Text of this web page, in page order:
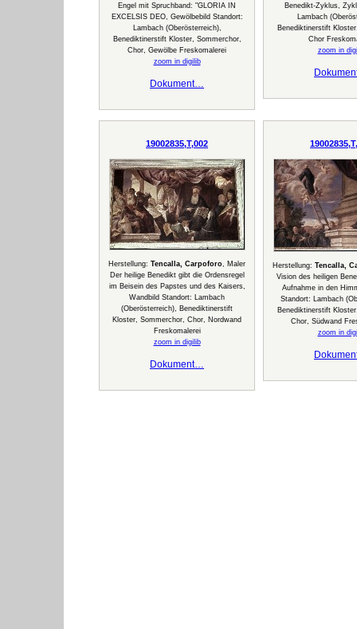
Engel mit Spruchband: "GLORIA IN
EXCELSIS DEO, Gewölbebild Standort:
Lambach (Oberösterreich),
Benediktinerstift Kloster, Sommerchor,
Chor, Gewölbe Freskomalerei
zoom in digilib
Dokument…
Benedikt-Zyklus,
Lambach
Benediktinerstift
Chor
zoom in
19002835,T,002
Herstellung: Tencalla, Carpoforo , Maler
Der heilige Benedikt gibt die Ordensregel
im Beisein des Papstes und des Kaisers,
Wandbild Standort: Lambach
(Oberösterreich), Benediktinerstift
Kloster, Sommerchor, Chor, Nordwand
Freskomalerei
zoom in digilib
Dokument…
Herstellung: Tencalla,
Vision des heiligen
Aufnahme in den
Standort: Lambach
Benediktinerstift
Chor, Südwand
zoom in